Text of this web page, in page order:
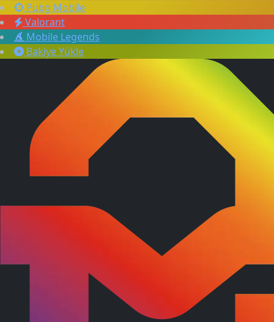
Pubg Mobile
Valorant
Mobile Legends
Bakiye Yükle